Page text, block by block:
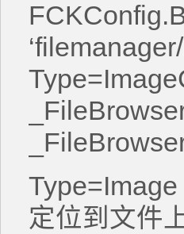
定位到文件